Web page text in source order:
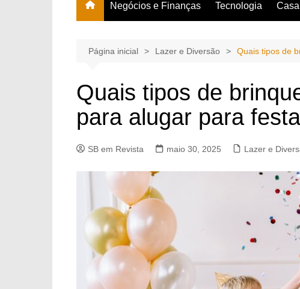
Negócios e Finanças Tecnologia Casa
Página inicial Lazer e Diversão Quais tipos de
Quais tipos de
para alugar para
SB em Revista maio 30, 2025 Lazer e